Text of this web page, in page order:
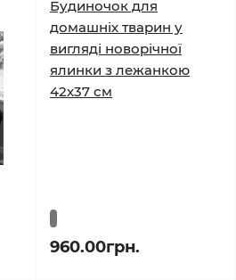
Будиночок для
домашніх тварин у
вигляді новорічної
ялинки з лежанкою
42х37 см
960.00грн.